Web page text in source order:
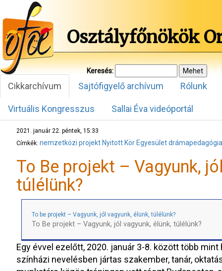
Osztályfőnökök
Keresés:
Cikkarchívum Sajtófigyelő archívum Rólunk
Virtuális Kongresszus Sallai Éva videóportál
2021. január 22. péntek, 15:33
Címkék: nemzetközi projekt Nyitott Kör Egyesületdrámapedagógia
To Be projekt – Vagyunk,
túlélünk?
To be projekt – Vagyunk, jól vagyunk, élünk, túlélünk?
To Be projekt – Vagyunk, jól vagyunk, élünk, túlélünk?
Egy évvel ezelőtt, 2020. január 3-8. között több mint
színházi nevelésben jártas szakember, tanár,